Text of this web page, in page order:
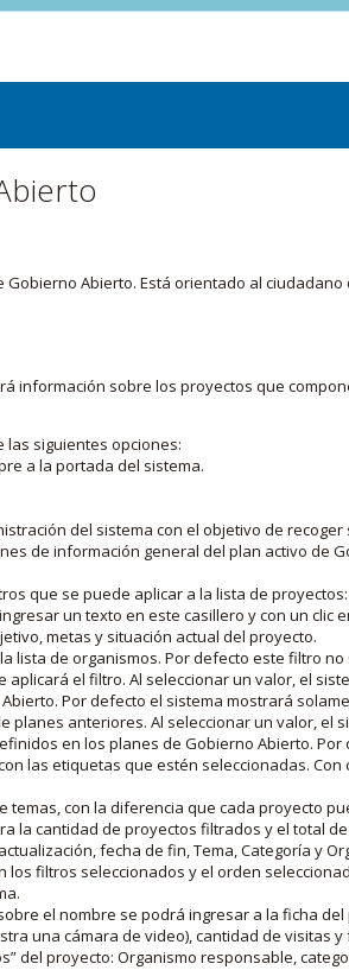
Abierto. Está orientado al
información sobre los proyectos que
siguientes opciones:
a la portada del sistema.
del sistema con el objetivo de
de información general del plan activo
que se puede aplicar a la lista de proyectos:
un texto en este casillero y con un
metas y situación actual del proyecto.
lista de organismos. Por defecto este filtro
aplicará el filtro. Al seleccionar un valor, el
Por defecto el sistema mostrará
anteriores. Al seleccionar un valor, el
en los planes de Gobierno Abierto.
las etiquetas que estén seleccionadas.
con la diferencia que cada proyecto
la cantidad de proyectos filtrados y el total
fecha de fin, Tema, Categoría y
filtros seleccionados y el orden
el nombre se podrá ingresar a la ficha
una cámara de video), cantidad de visitas
del proyecto: Organismo responsable,